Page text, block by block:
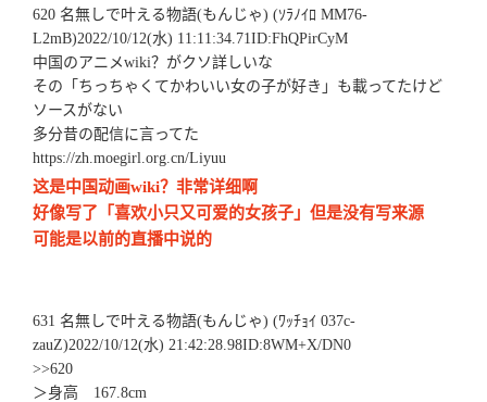
620 名無しで叶える物語(もんじゃ) (ｿﾗﾉｲﾛ MM76-
L2mB)2022/10/12(水) 11:11:34.71ID:FhQPirCyM
中国のアニメwiki？がクソ詳しいな
その「ちっちゃくてかわいい女の子が好き」も載ってたけど
ソースがない
多分昔の配信に言ってた
https://zh.moegirl.org.cn/Liyuu
这是中国动画wiki？非常详细啊
好像写了「喜欢小只又可爱的女孩子」但是没有写来源
可能是以前的直播中说的
631 名無しで叶える物語(もんじゃ) (ﾜｯﾁｮｲ 037c-
zauZ)2022/10/12(水) 21:42:28.98ID:8WM+X/DN0
>>620
＞身高 167.8cm